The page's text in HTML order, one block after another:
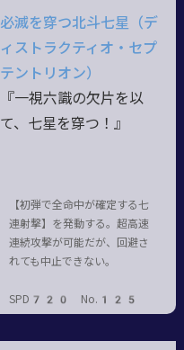
必滅を穿つ北斗七星（デ
ィストラクティオ・セプ
テントリオン）
『一視六識の欠片を以
て、七星を穿つ！』
【初弾で全命中が確定する七
連射撃】を発動する。超高速
連続攻撃が可能だが、回避さ
れても中止できない。
SPD720 No.125